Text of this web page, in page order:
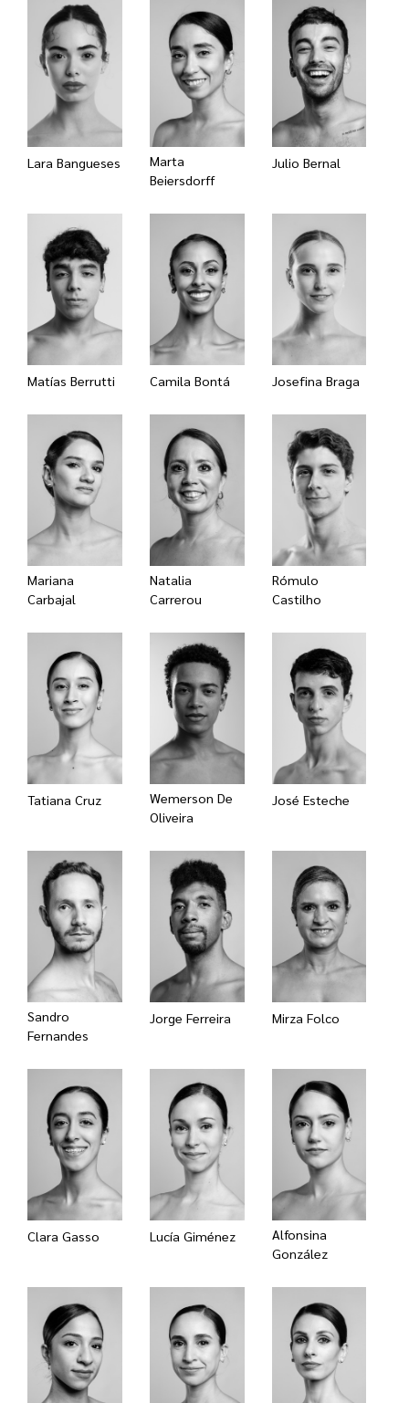
Lara Bangueses
Marta
Beiersdorff
Julio Bernal
Matías Berrutti Camila Bontá Josefina Braga
Mariana
Carbajal
Natalia
Carrerou
Rómulo
Castilho
Tatiana Cruz
Wemerson De
Oliveira
José Esteche
Sandro
Fernandes
Jorge Ferreira Mirza Folco
Clara Gasso Lucía Giménez
Alfonsina
González